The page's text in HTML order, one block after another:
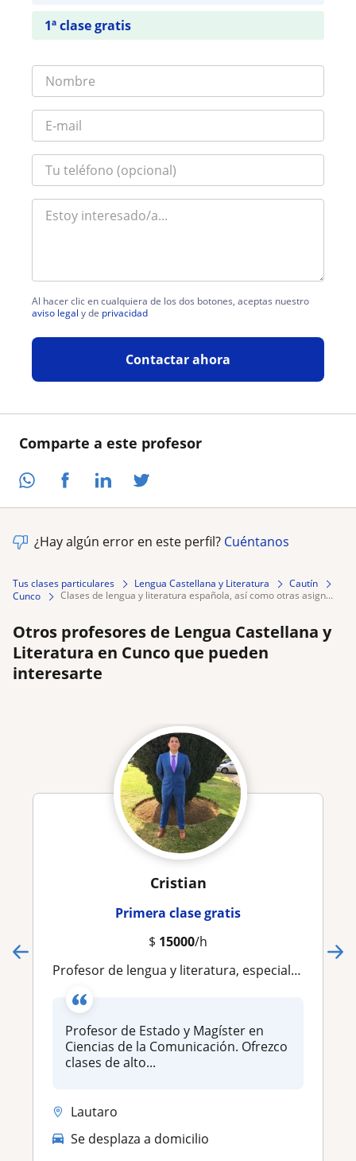
Comparte a este profesor
1ª clase gratis
Al hacer clic en cualquiera de los dos botones, aceptas nuestro
aviso legal y de privacidad
Contactar ahora
¿Hay algún error en este perfil? Cuéntanos
Tus clases particulares Lengua Castellana y Literatura
Cautín
Cunco
clases de lengua y literatura española, así como otras asign...
Otros profesores de Lengua Castellana y
Literatura en Cunco que pueden
interesarte
Cristian
Primera clase gratis
$ 15000/h
Profesor de lengua y literatura, especialista área investigativa
Profesor de Estado y Magíster en
Ciencias de la Comunicación. Ofrezco
clases de alto...
Lautaro
Se desplaza a domicilio